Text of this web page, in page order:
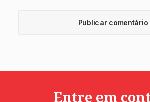
Entre em